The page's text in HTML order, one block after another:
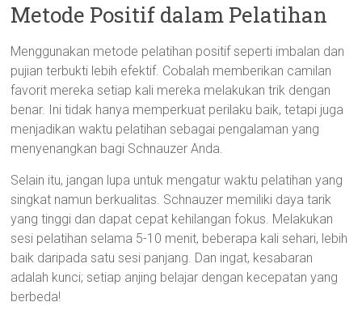
Metode Positif dalam Pelatihan
Menggunakan metode pelatihan positif seperti imbalan dan
pujian terbukti lebih efektif. Cobalah memberikan camilan
favorit mereka setiap kali mereka melakukan trik dengan
benar. Ini tidak hanya memperkuat perilaku baik, tetapi juga
menjadikan waktu pelatihan sebagai pengalaman yang
menyenangkan bagi Schnauzer Anda.
Selain itu, jangan lupa untuk mengatur waktu pelatihan yang
singkat namun berkualitas. Schnauzer memiliki daya tarik
yang tinggi dan dapat cepat kehilangan fokus. Melakukan
sesi pelatihan selama 5-10 menit, beberapa kali sehari, lebih
baik daripada satu sesi panjang. Dan ingat, kesabaran
adalah kunci; setiap anjing belajar dengan kecepatan yang
berbeda!